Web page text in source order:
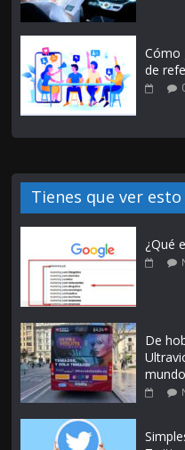
Cómo
de
Tienes que ver esto
¿Qué
De